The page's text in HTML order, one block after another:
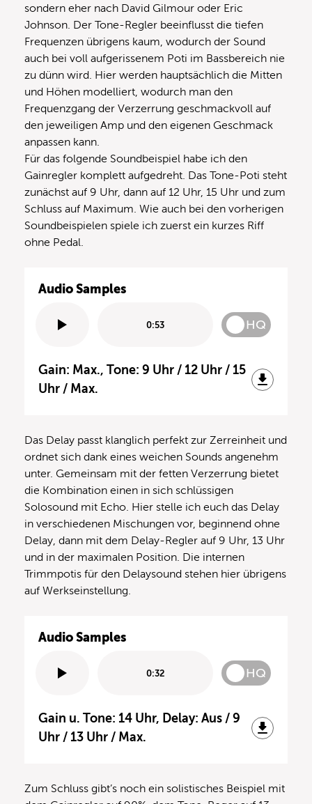
sondern eher nach David Gilmour oder Eric
Johnson. Der Tone-Regler beeinflusst die tiefen
Frequenzen übrigens kaum, wodurch der Sound
auch bei voll aufgerissenem Poti im Bassbereich nie
zu dünn wird. Hier werden hauptsächlich die Mitten
und Höhen modelliert, wodurch man den
Frequenzgang der Verzerrung geschmackvoll auf
den jeweiligen Amp und den eigenen Geschmack
anpassen kann.
Für das folgende Soundbeispiel habe ich den
Gainregler komplett aufgedreht. Das Tone-Poti steht
zunächst auf 9 Uhr, dann auf 12 Uhr, 15 Uhr und zum
Schluss auf Maximum. Wie auch bei den vorherigen
Soundbeispielen spiele ich zuerst ein kurzes Riff
ohne Pedal.
Audio Samples
0:53 HQ
Gain: Max., Tone: 9 Uhr / 12 Uhr / 15
Uhr / Max.
Das Delay passt klanglich perfekt zur Zerreinheit und
ordnet sich dank eines weichen Sounds angenehm
unter. Gemeinsam mit der fetten Verzerrung bietet
die Kombination einen in sich schlüssigen
Solosound mit Echo. Hier stelle ich euch das Delay
in verschiedenen Mischungen vor, beginnend ohne
Delay, dann mit dem Delay-Regler auf 9 Uhr, 13 Uhr
und in der maximalen Position. Die internen
Trimmpotis für den Delaysound stehen hier übrigens
auf Werkseinstellung.
Audio Samples
0:32 HQ
Gain u. Tone: 14 Uhr, Delay: Aus / 9
Uhr / 13 Uhr / Max.
Zum Schluss gibt’s noch ein solistisches Beispiel mit